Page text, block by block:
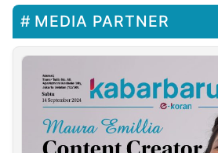
MEDIA PARTNER